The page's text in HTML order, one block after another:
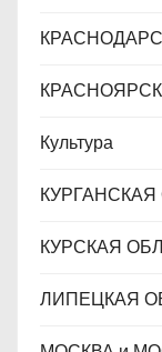
Культура
КУРСКАЯ
ЛИПЕЦКАЯ